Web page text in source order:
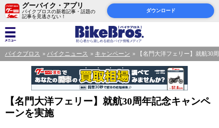
グーバイク・アプリ
バイクブロスの新着記事・話題の
記事を見逃さない！
ダウンロード
バイクブロス バイクニュース キャンペーン 【名門大洋フェリー】就航30
【名門大洋フェリー】就航30周年記念キャンペ
ーンを実施